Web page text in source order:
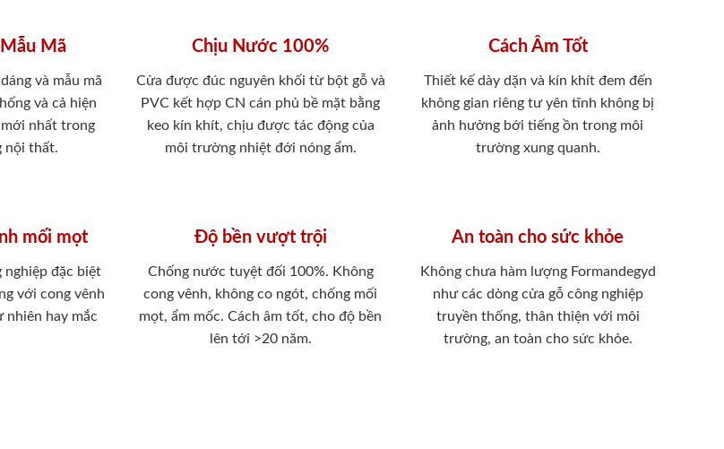
Mã
và mẫu mã
và cả hiện
nhất trong
nội thất.
Chịu Nước 100%
Cửa được đúc nguyên khối từ bột gỗ và
PVC kết hợp CN cán phủ bề mặt bằng
keo kín khít, chịu được tác động của
môi trường nhiệt đới nóng ẩm.
Cách Âm Tốt
Thiết kế dày dặn và kín khít đem đến
không gian riêng tư yên tĩnh không bị
ảnh hưởng bới tiếng ồn trong môi
trường xung quanh.
mối mọt
nghiệp đặc biệt
với cong vênh
nhiên hay mắc
Độ bền vượt trội
Chống nước tuyệt đối 100%. Không
cong vênh, không co ngót, chống mối
mọt, ẩm mốc. Cách âm tốt, cho độ bền
lên tới >20 năm.
An toàn cho sức khỏe
Không chưa hàm lượng Formandegyd
như các dòng cửa gỗ công nghiệp
truyền thống, thân thiện với môi
trường, an toàn cho sức khỏe.